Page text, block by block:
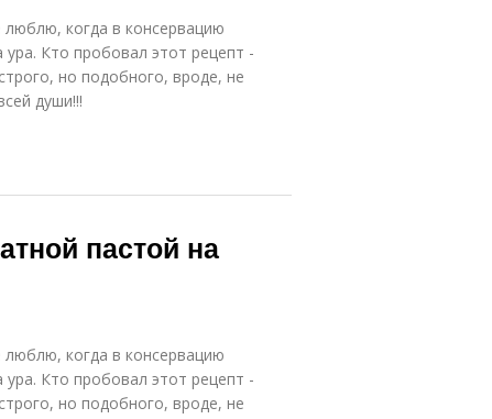
когда в консервацию
Кто пробовал этот рецепт -
но подобного, вроде, не
души!!!
пастой на
когда в консервацию
Кто пробовал этот рецепт -
но подобного, вроде, не